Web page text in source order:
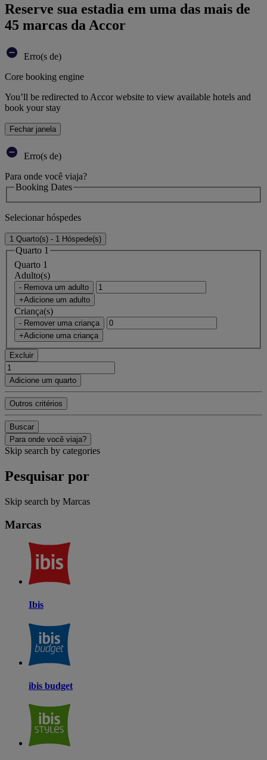
Reserve sua estadia em uma das mais de
45 marcas da Accor
Erro(s de)
Core booking engine
You’ll be redirected to Accor website to view available hotels and
book your stay
Fechar janela
Erro(s de)
Para onde você viaja?
Booking Dates
Selecionar hóspedes
1 Quarto(s) - 1 Hóspede(s)
Quarto 1
Quarto 1
Adulto(s)
- Remova um adulto
+Adicione um adulto
Criança(s)
- Remover uma criança
+Adicione uma criança
Excluir
Adicione um quarto
Outros critérios
Buscar
Para onde você viaja?
Skip search by categories
Pesquisar por
Skip search by Marcas
Marcas
Ibis
ibis budget